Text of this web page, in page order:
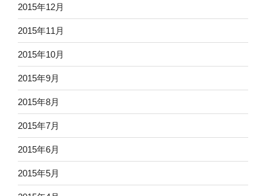
2015年12月
2015年11月
2015年10月
2015年9月
2015年8月
2015年7月
2015年6月
2015年5月